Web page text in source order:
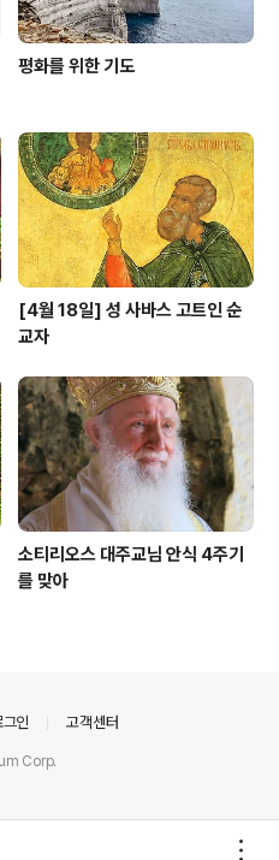
평화를 위한 기도
[4월 18일] 성 사바스 고트인 순
교자
소티리오스 대주교님 안식 4주기
를 맞아
그인 고객센터
Corp.